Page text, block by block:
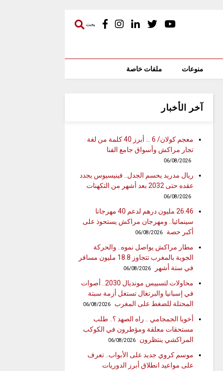
بحث
منوعات ملفات خاصة
آخر الأخبار
معجم كولان/ 6 … أبرز 40 كلمة من لغة
تجار مراكش وأسواق جامع الفنا
06/08/2026
ريال مدريد يحسم الجدل.. فينيسيوس يجدد
عقده حتى 2032 بعد أشهر من التكهنات
06/08/2026
26.46 مليون درهم لدعم 40 مهرجانا
سينمائيا.. ومهرجان مراكش يستحوذ على
أكبر حصة
06/08/2026
مطار مراكش يواصل نموه.. والحركة
الجوية بالمغرب تتجاوز 18.8 مليون مسافر
في ستة أشهر
06/08/2026
محاولات لتسييس مونديال 2030.. أصوات
في إسبانيا والبرتغال تستغل أزمة سبتة
المحتلة للضغط على المغرب
06/08/2026
أخويا الجمجامي .. راه الصهد ؟.. طلب
مستحقات معلقة ومؤطرون في الكوكب
المراكشي ينتظرون
06/08/2026
موسم كروي جديد على الأبواب.. تعرف
على مواعيد انطلاق أبرز الدوريات